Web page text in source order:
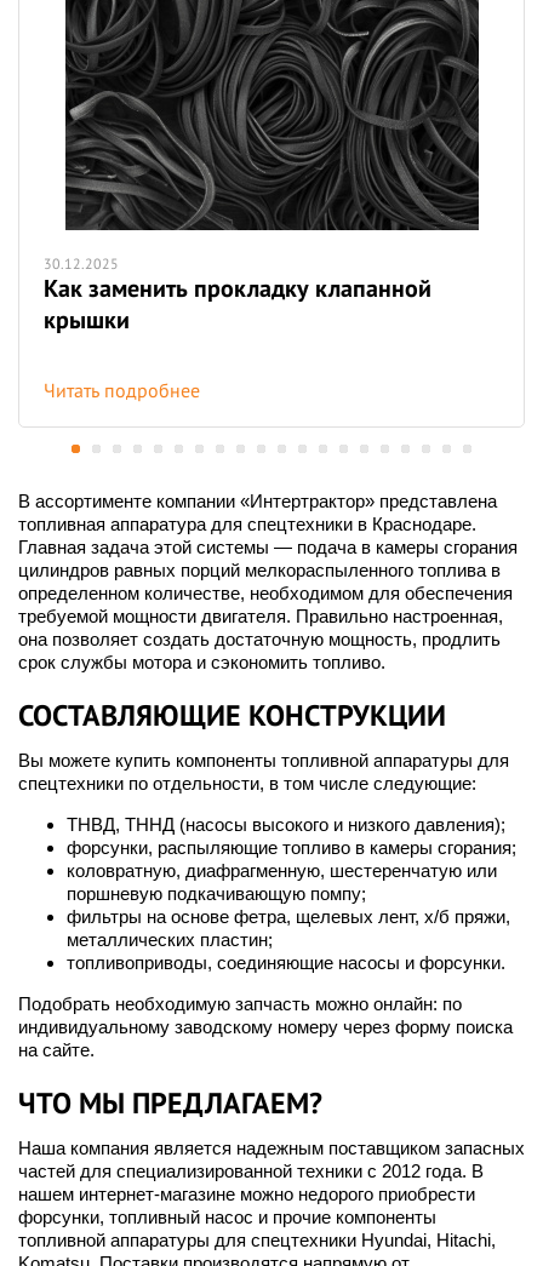
30.12.2025
Как заменить прокладку клапанной
крышки
Читать подробнее
В ассортименте компании «Интертрактор» представлена
топливная аппаратура для спецтехники в Краснодаре.
Главная задача этой системы — подача в камеры сгорания
цилиндров равных порций мелкораспыленного топлива в
определенном количестве, необходимом для обеспечения
требуемой мощности двигателя. Правильно настроенная,
она позволяет создать достаточную мощность, продлить
срок службы мотора и сэкономить топливо.
СОСТАВЛЯЮЩИЕ КОНСТРУКЦИИ
Вы можете купить компоненты топливной аппаратуры для
спецтехники по отдельности, в том числе следующие:
ТНВД, ТННД (насосы высокого и низкого давления);
форсунки, распыляющие топливо в камеры сгорания;
коловратную, диафрагменную, шестеренчатую или
поршневую подкачивающую помпу;
фильтры на основе фетра, щелевых лент, х/б пряжи,
металлических пластин;
топливоприводы, соединяющие насосы и форсунки.
Подобрать необходимую запчасть можно онлайн: по
индивидуальному заводскому номеру через форму поиска
на сайте.
ЧТО МЫ ПРЕДЛАГАЕМ?
Наша компания является надежным поставщиком запасных
частей для специализированной техники с 2012 года. В
нашем интернет-магазине можно недорого приобрести
форсунки, топливный насос и прочие компоненты
топливной аппаратуры для спецтехники Hyundai, Hitachi,